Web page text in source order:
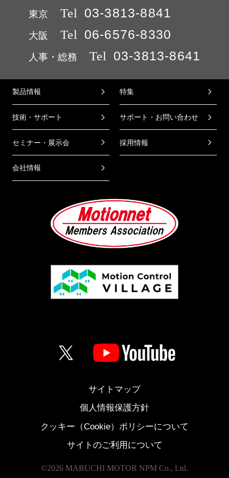
東京 Tel 03-3813-8841
大阪 Tel 06-6576-8330
人事・総務 Tel 03-3813-8641
製品情報 特集
技術・サポート サポート・お問い合わせ
セミナー・展示会 採用情報
会社情報
サイトマップ
個人情報保護方針
クッキー（Cookie）ポリシーについて
サイトのご利用について
©2026 MABUCHI MOTOR NPM Co., Ltd.